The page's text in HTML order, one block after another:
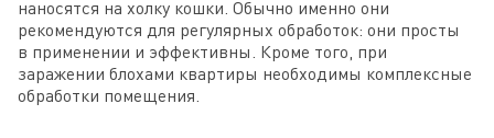
наносятся на холку кошки. Обычно именно они
рекомендуются для регулярных обработок: они просты
в применении и эффективны. Кроме того, при
заражении блохами квартиры необходимы комплексные
обработки помещения.